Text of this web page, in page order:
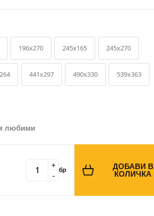
196x270 245x165 245x270
441x297 490x330 539x363
любими
-
+ бр ДОБАВИ В
КОЛИЧКА